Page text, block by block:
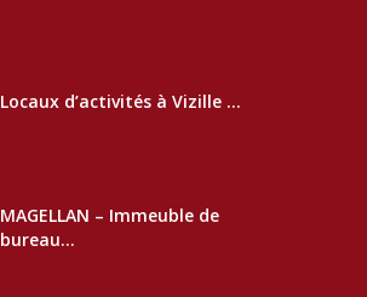
Locaux d’activités à Vizille ...
MAGELLAN – Immeuble de
bureau...